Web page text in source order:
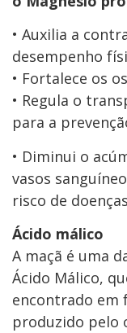
• Auxilia a
desempenho
• Fortalece os
• Regula o
para a
• Diminui o
vasos
risco de
Ácido málico
A maçã é uma
Ácido Málico,
encontrado em
produzido pelo